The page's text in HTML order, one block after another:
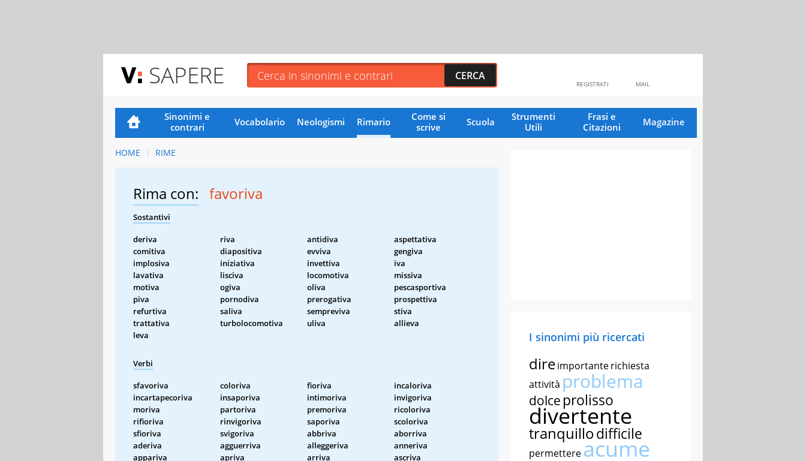
SAPERE MAIL
REGISTRATI
Sinonimi e
contrari
Vocabolario Neologismi Rimario
Come si
scrive
Scuola
Strumenti
Utili
Frasi e
Citazioni
Magazine
HOME RIME
Rima con: favoriva
Sostantivi
deriva riva antidiva
aspettativa
comitiva
diapositiva evviva
gengiva
implosiva
iniziativa invettiva
iva
lavativa
lisciva locomotiva
missiva
motiva
ogiva oliva
pescasportiva
piva
pornodiva prerogativa
prospettiva
refurtiva
saliva sempreviva
stiva
trattativa
turbolocomotiva uliva
allieva
leva
Verbi
sfavoriva coloriva fioriva
incaloriva
incartapecoriva
insaporiva intimoriva
invigoriva
moriva
partoriva premoriva
ricoloriva
rifioriva
rinvigoriva saporiva
scoloriva
sfioriva
svigoriva abbriva
aborriva
aderiva
agguerriva alleggeriva
anneriva
appariva
apriva arriva
ascriva
I sinonimi più ricercati
direimportanterichiesta
attività problema
dolce prolisso
divertente
tranquillodifficile
permettereacume